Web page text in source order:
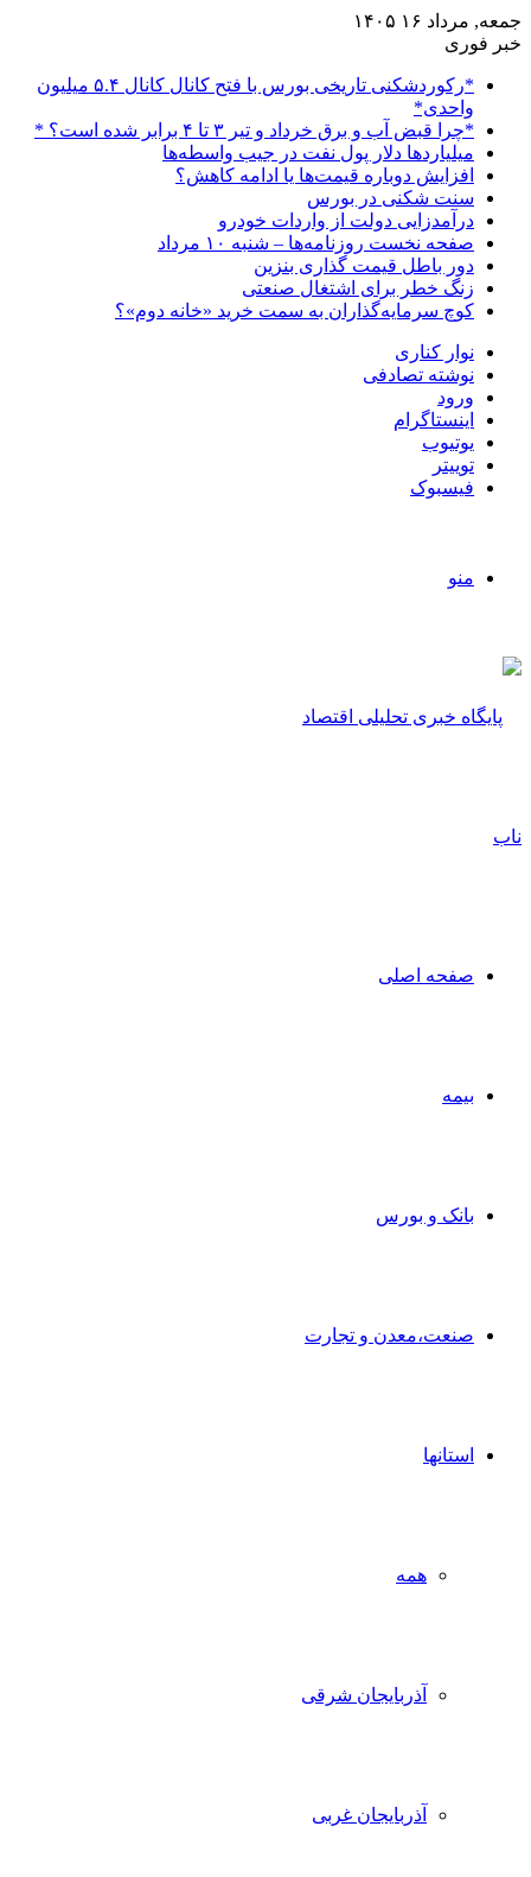
جمعه, مرداد ۱۶ ۱۴۰۵
خبر فوری
*رکوردشکنی تاریخی بورس با فتح کانال کانال ۵.۴ میلیون
واحدی*
*چرا قبض آب و برق خرداد و تیر ۳ تا ۴ برابر شده است؟ *
میلیاردها دلار پول نفت در جیب واسطه‌ها
افزایش دوباره قیمت‌ها یا ادامه کاهش؟
سنت شکنی در بورس
درآمدزایی دولت از واردات خودرو
صفحه نخست روزنامه‌ها – شنبه ۱۰ مرداد
دور باطل قیمت گذاری بنزین
زنگ خطر برای اشتغال صنعتی
کوچ سرمایه‌گذاران به سمت خرید «خانه دوم»؟
نوار کناری
نوشته تصادفی
ورود
اینستاگرام
یوتیوب
توییتر
فیسبوک
منو
صفحه اصلی
بیمه
بانک و بورس
صنعت،معدن و تجارت
استانها
همه
آذربایجان شرقی
آذربایجان غربی